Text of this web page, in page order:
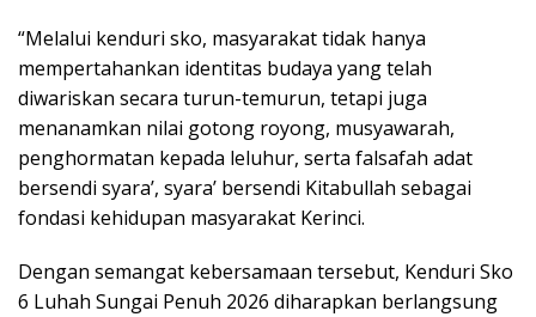
“Melalui kenduri sko, masyarakat tidak hanya
mempertahankan identitas budaya yang telah
diwariskan secara turun-temurun, tetapi juga
menanamkan nilai gotong royong, musyawarah,
penghormatan kepada leluhur, serta falsafah adat
bersendi syara’, syara’ bersendi Kitabullah sebagai
fondasi kehidupan masyarakat Kerinci.
Dengan semangat kebersamaan tersebut, Kenduri Sko
6 Luhah Sungai Penuh 2026 diharapkan berlangsung